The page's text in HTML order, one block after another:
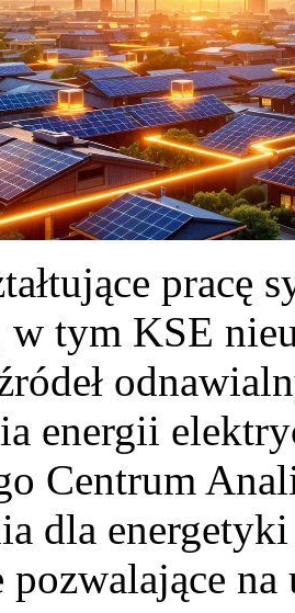
pracę
w tym KSE
energii
Centrum
dla
pozwalające